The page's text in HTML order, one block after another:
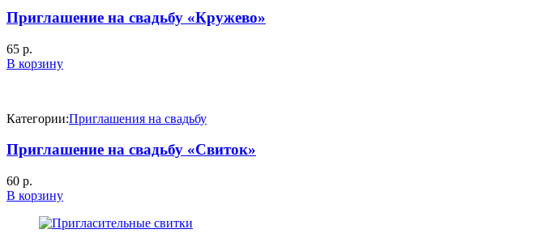
Приглашение на свадьбу «Кружево»
65 р.
В корзину
Категории:Приглашения на свадьбу
Приглашение на свадьбу «Свиток»
60 р.
В корзину